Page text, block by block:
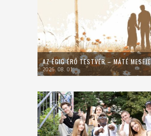
AZ ÉGIG ÉRŐ TESTVÉR – MÁTÉ MESÉJE
2026. 08. 01.